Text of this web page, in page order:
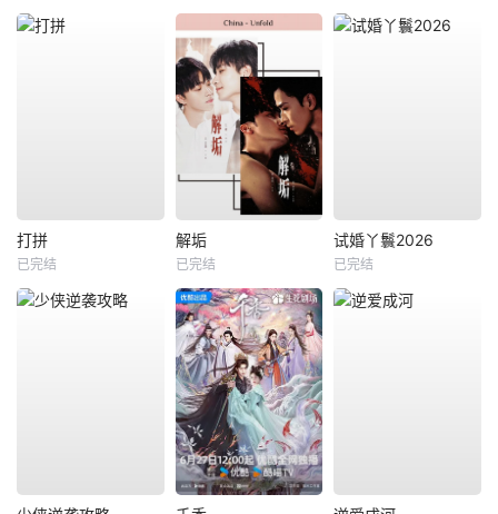
打拼
已完结
解垢
已完结
试婚丫鬟2026
已完结